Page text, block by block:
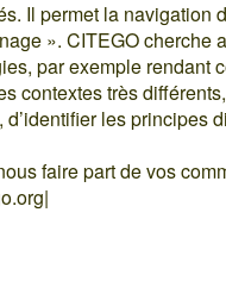
Il permet la navigation
». CITEGO cherche
par exemple rendant
contextes très
les principes
faire part de vos